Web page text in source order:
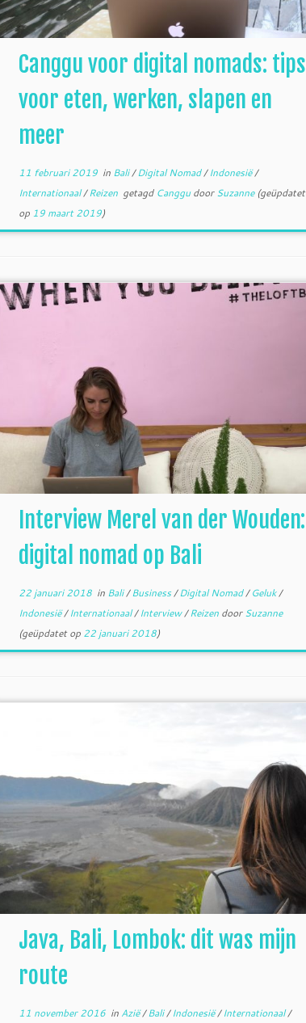
Canggu voor digital nomads: tips
voor eten, werken, slapen en
meer
11 februari 2019in Bali/Digital Nomad/Indonesië/
Internationaal/Reizen getagd CanggudoorSuzanne(geüpdatet
op 19 maart 2019)
Interview Merel van der Wouden:
digital nomad op Bali
22 januari 2018in Bali/Business/Digital Nomad/Geluk/
Indonesië/Internationaal/Interview/Reizen doorSuzanne
(geüpdatet op 22 januari 2018)
Java, Bali, Lombok: dit was mijn
route
11 november 2016in Azië/Bali/Indonesië/Internationaal/